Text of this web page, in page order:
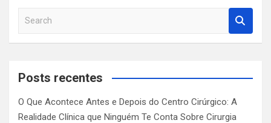
a
c
Posts recentes
O Que Acontece Antes e Depois do Centro Cirúrgico: A
Realidade Clínica que Ninguém Te Conta Sobre Cirurgia